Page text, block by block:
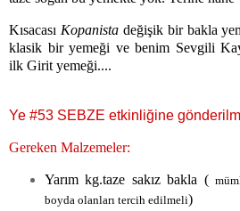
Kısacası Kopanistadeğişik bir bakla
klasik bir yemeği ve benim Sevgili
ilk Girit yemeği....
Ye #53 SEBZE etkinliğine
Gereken Malzemeler:
Yarım kg.taze sakız bakla (
boyda olanları tercih edilmeli)